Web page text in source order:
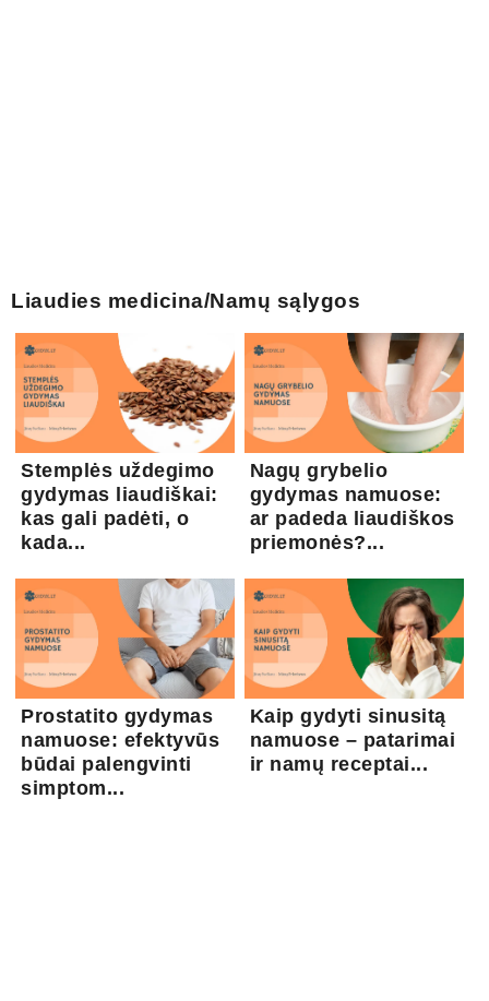
Liaudies medicina/Namų sąlygos
Stemplės uždegimo
gydymas liaudiškai:
kas gali padėti, o
kada...
Nagų grybelio
gydymas namuose:
ar padeda liaudiškos
priemonės?...
Prostatito gydymas
namuose: efektyvūs
būdai palengvinti
simptom...
Kaip gydyti sinusitą
namuose – patarimai
ir namų receptai...